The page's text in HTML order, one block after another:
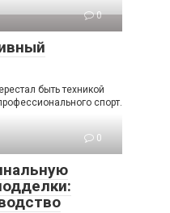
0
быть техникой
спорт.
0